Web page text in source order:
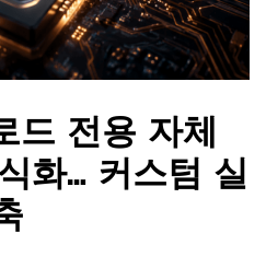
드 전용 자체
화… 커스텀 실